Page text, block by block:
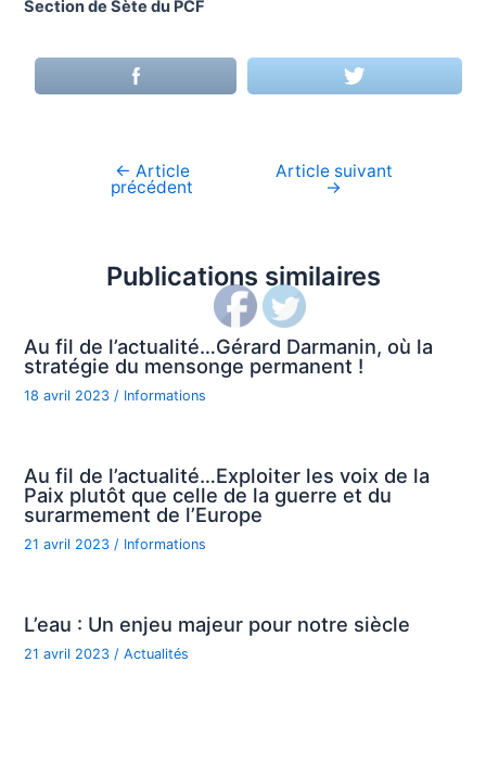
Section de Sète du PCF
Navigation
← Article
précédent
Article suivant
→
Publications similaires
Au fil de l’actualité…Gérard Darmanin, où la
stratégie du mensonge permanent !
18 avril 2023 / Informations
Au fil de l’actualité…Exploiter les voix de la
Paix plutôt que celle de la guerre et du
surarmement de l’Europe
21 avril 2023/ Informations
L’eau : Un enjeu majeur pour notre siècle
21 avril 2023/Actualités